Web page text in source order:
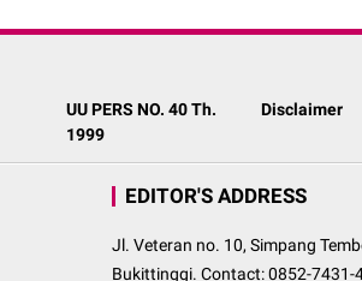
UU PERS NO. 40 Th.
1999
Disclaimer
EDITOR'S ADDRESS
Jl. Veteran no. 10, Simpang
Bukittinggi. Contact: 0852-7431-